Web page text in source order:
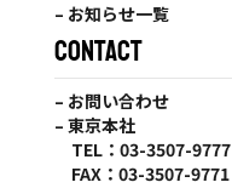
– お知らせ一覧
CONTACT
– お問い合わせ
– 東京本社
TEL：03-3507-9777
FAX：03-3507-9771